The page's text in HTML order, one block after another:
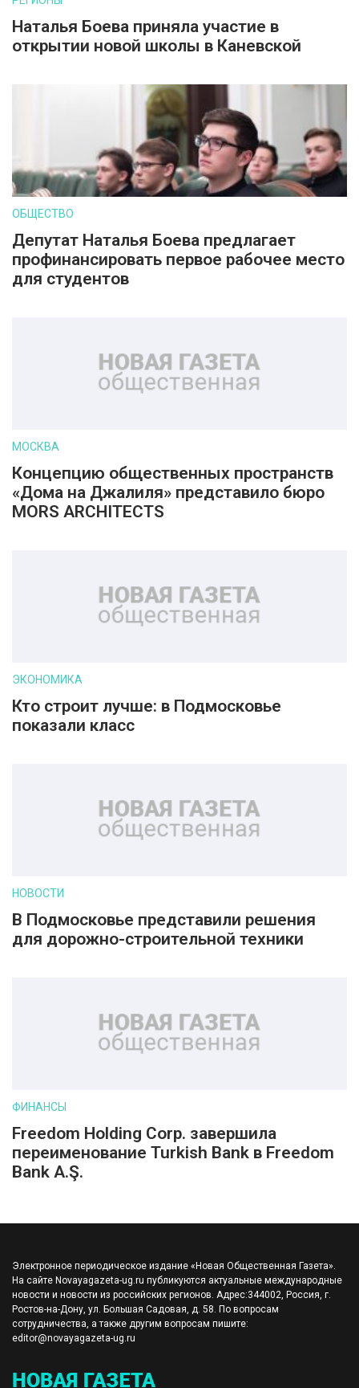
Наталья Боева приняла участие в
открытии новой школы в Каневской
ОБЩЕСТВО
Депутат Наталья Боева предлагает
профинансировать первое рабочее место
для студентов
МОСКВА
Концепцию общественных пространств
«Дома на Джалиля» представило бюро
MORS ARCHITECTS
ЭКОНОМИКА
Кто строит лучше: в Подмосковье
показали класс
НОВОСТИ
В Подмосковье представили решения
для дорожно-строительной техники
ФИНАНСЫ
Freedom Holding Corp. завершила
переименование Turkish Bank в Freedom
Bank A.Ş.
Электронное периодическое издание «Новая Общественная Газета».
На сайте Novayagazeta-ug.ru публикуются актуальные международные
новости и новости из российских регионов. Адрес:344002, Россия, г.
Ростов-на-Дону, ул. Большая Садовая, д. 58. По вопросам
сотрудничества, а также другим вопросам пишите:
editor@novayagazeta-ug.ru